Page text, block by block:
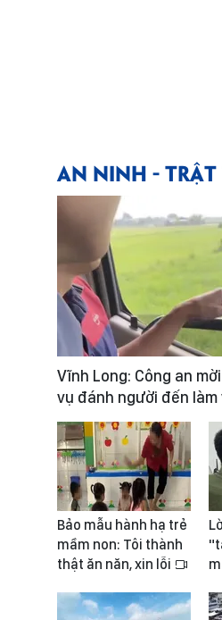
AN NINH - TRẬT
Vĩnh Long: Công an
vụ đánh người đến làm
Bảo mẫu hành hạ trẻ
mầm non: Tôi thành
thật ăn năn, xin lỗi